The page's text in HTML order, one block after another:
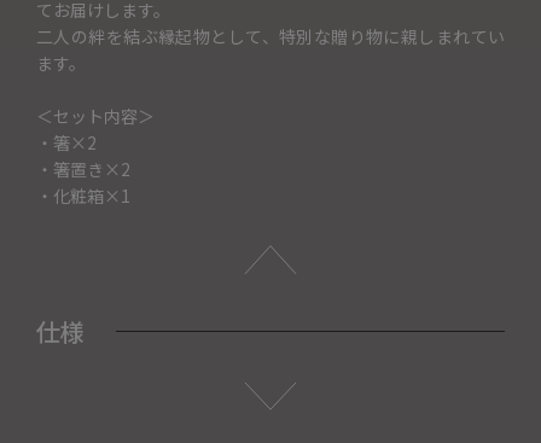
てお届けします。
二人の絆を結ぶ縁起物として、特別な贈り物に親しまれてい
ます。
＜セット内容＞
・箸×2
・箸置き×2
・化粧箱×1
仕様